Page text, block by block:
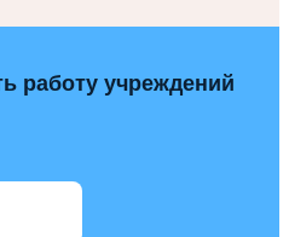
работу учреждений